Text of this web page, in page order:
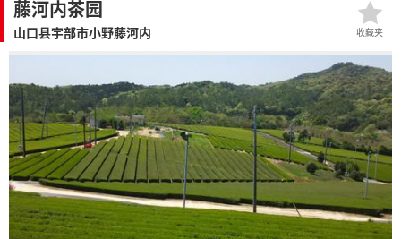
藤河内茶园
山口县宇部市小野藤河内 收藏夹